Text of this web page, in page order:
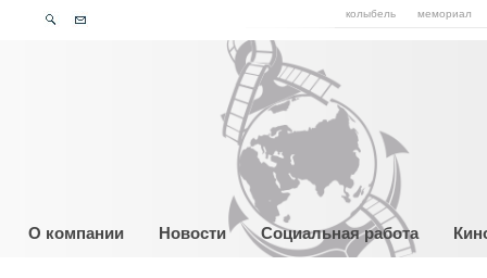
колыбель мемориал
О компании Новости Социальная работа